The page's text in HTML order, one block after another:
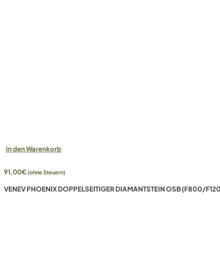
In den Warenkorb
91,00€(ohne Steuern)
VENEV PHOENIX DOPPELSEITIGER DIAMANTSTEIN OSB (F800/